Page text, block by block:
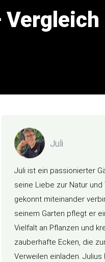
Vergleich
Juli
Juli ist ein passionierter
seine Liebe zur Natur und
gekonnt miteinander
seinem Garten pflegt er
Vielfalt an Pflanzen und
zauberhafte Ecken, die
Verweilen einladen. Julius